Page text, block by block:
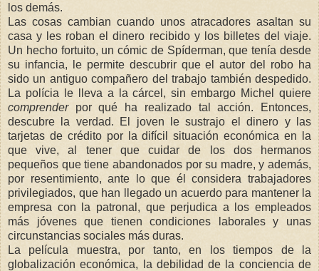
los demás.
Las cosas cambian cuando unos atracadores asaltan su
casa y les roban el dinero recibido y los billetes del viaje.
Un hecho fortuito, un cómic de Spíderman, que tenía desde
su infancia, le permite descubrir que el autor del robo ha
sido un antiguo compañero del trabajo también despedido.
La polícia le lleva a la cárcel, sin embargo Michel quiere
comprenderpor qué ha realizado tal acción. Entonces,
descubre la verdad. El joven le sustrajo el dinero y las
tarjetas de crédito por la difícil situación económica en la
que vive, al tener que cuidar de los dos hermanos
pequeños que tiene abandonados por su madre, y además,
por resentimiento, ante lo que él considera trabajadores
privilegiados, que han llegado un acuerdo para mantener la
empresa con la patronal, que perjudica a los empleados
más jóvenes que tienen condiciones laborales y unas
circunstancias sociales más duras.
La película muestra, por tanto, en los tiempos de la
globalización económica, la debilidad de la conciencia de